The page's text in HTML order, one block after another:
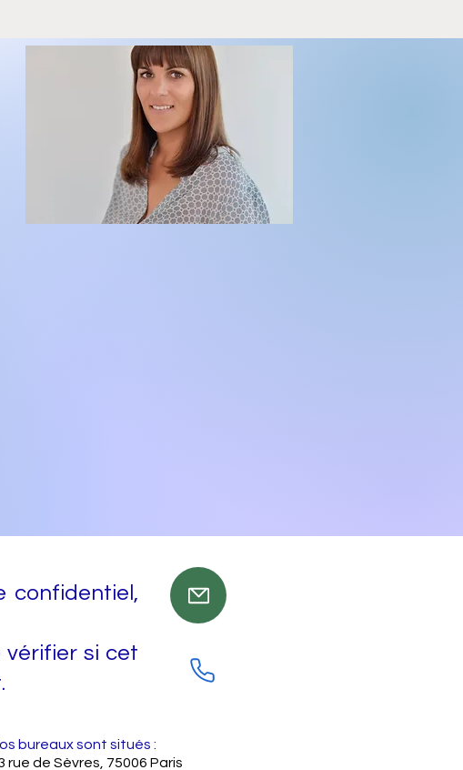
confidentiel,
si cet
bureaux sont situés :
rue de Sèvres, 75006 Paris